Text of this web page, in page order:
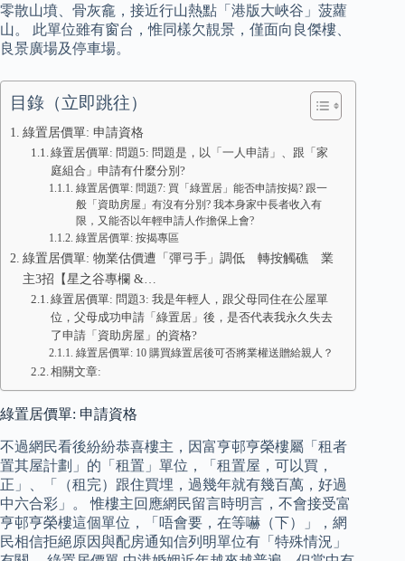
零散山墳、骨灰龕，接近行山熱點「港版大峽谷」菠蘿
山。 此單位雖有窗台，惟同樣欠靚景，僅面向良傑樓、
良景廣場及停車場。
目錄（立即跳往）
綠置居價單: 申請資格
綠置居價單: 問題5: 問題是，以「一人申請」、跟「家
庭組合」申請有什麼分別?
綠置居價單: 問題7: 買「綠置居」能否申請按揭? 跟一
般「資助房屋」有沒有分別? 我本身家中長者收入有
限，又能否以年輕申請人作擔保上會?
綠置居價單: 按揭專區
綠置居價單: 物業估價遭「彈弓手」調低 轉按觸礁 業
主3招【星之谷專欄 &…
綠置居價單: 問題3: 我是年輕人，跟父母同住在公屋單
位，父母成功申請「綠置居」後，是否代表我永久失去
了申請「資助房屋」的資格?
綠置居價單: 10 購買綠置居後可否將業權送贈給親人？
相關文章:
綠置居價單: 申請資格
不過網民看後紛紛恭喜樓主，因富亨邨亨榮樓屬「租者
置其屋計劃」的「租置」單位，「租置屋，可以買，
正」、「（租完）跟住買埋，過幾年就有幾百萬，好過
中六合彩」。 惟樓主回應網民留言時明言，不會接受富
亨邨亨榮樓這個單位，「唔會要，在等嚇（下）」，網
民相信拒絕原因與配房通知信列明單位有「特殊情況」